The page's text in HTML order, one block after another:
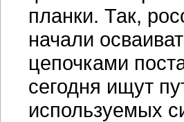
планки. Так,
начали
цепочками
сегодня ищут
используемых